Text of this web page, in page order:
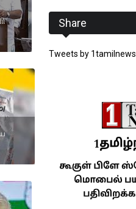
Share
Tweets by 1tamilnews